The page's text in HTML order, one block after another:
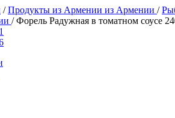
/Продукты из Армении из Армении /
/Форель Радужная в томатном соусе